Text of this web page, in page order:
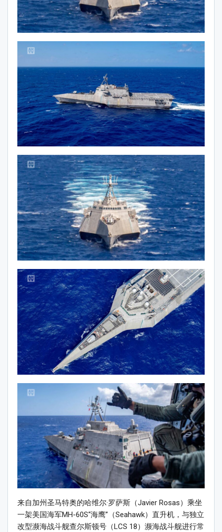
来自加州圣马特奥的哈维尔·罗萨斯（Javier Rosas）乘坐
一架美国海军MH-60S“海鹰”（Seahawk）直升机，与独立
改型濒海战斗舰查尔斯顿号（LCS 18）濒海战斗舰进行常